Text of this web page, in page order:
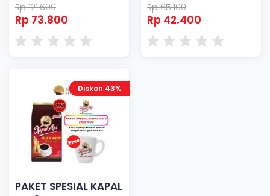
Rp 121.600
Rp 73.800
Rp 65.100
Rp 42.400
Diskon 43%
PAKET SPESIAL KAPAL